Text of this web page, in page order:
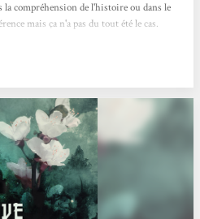
la compréhension de l'histoire ou dans le
mais ça n'a pas du tout été le cas.
à tout va. Non. Pour l'apprécier à...